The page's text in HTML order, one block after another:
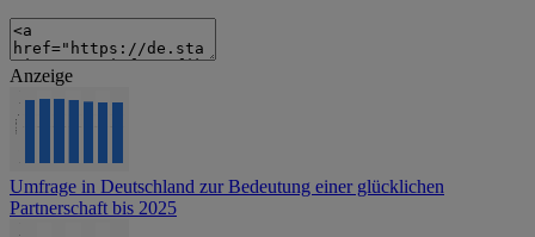
Anzeige
Umfrage in Deutschland zur Bedeutung einer glücklichen
Partnerschaft bis 2025